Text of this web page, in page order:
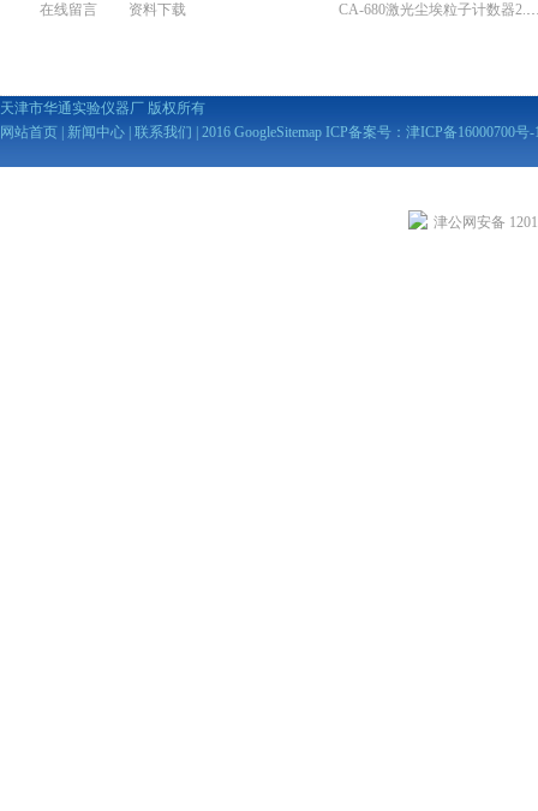
在线留言
资料下载
CA-680激光尘埃粒子
天津市华通实验仪器厂 版权所有
网站首页
新闻中心 联系我们 | 2016 GoogleSitemap ICP备案号： 津ICP备16000700号-
津公网安备